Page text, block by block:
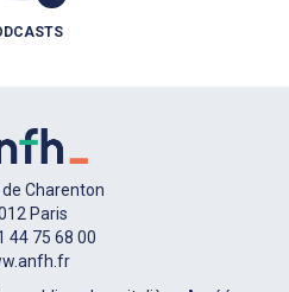
Charenton
Paris
44 75 68 00